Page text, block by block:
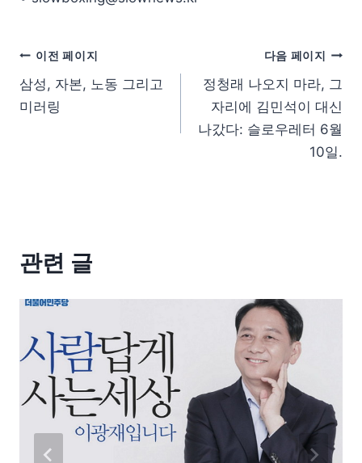
이전 페이지
삼성, 자본, 노동 그리고
미러링
다음 페이지
정청래 나오지 마라, 그
자리에 김민석이 대신
나갔다: 슬로우레터 6월
10일.
관련 글